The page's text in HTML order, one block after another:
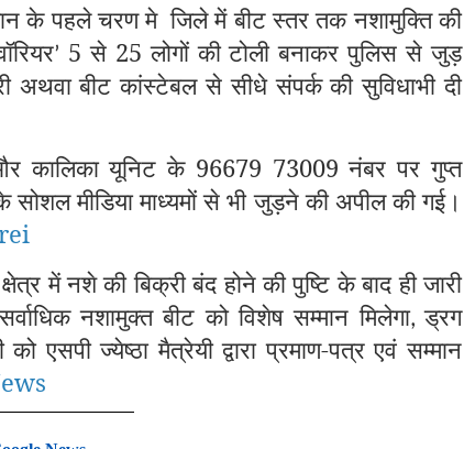
के पहले चरण मे जिले में बीट स्तर तक नशामुक्ति की
’ 5 से 25 लोगों की टोली बनाकर पुलिस से जुड़
अथवा बीट कांस्टेबल से सीधे संपर्क की सुविधाभी दी
कालिका यूनिट के 96679 73009 नंबर पर गुप्त
सोशल मीडिया माध्यमों से भी जुड़ने की अपील की गई।
क्षेत्र में नशे की बिक्री बंद होने की पुष्टि के बाद ही जारी
नशामुक्त बीट को विशेष सम्मान मिलेगा,ड्रग
एसपी ज्येष्ठा मैत्रेयी द्वारा प्रमाण-पत्र एवं सम्मान